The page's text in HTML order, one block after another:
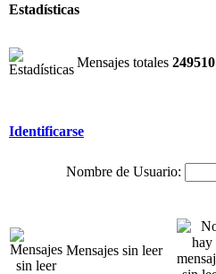
Estadísticas
Mensajes totales 249510
Identificarse
Nombre de Usuario:
Mensajes sin leer